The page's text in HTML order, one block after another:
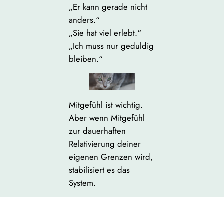
„Er kann gerade nicht
anders.“
„Sie hat viel erlebt.“
„Ich muss nur geduldig
bleiben.“
Mitgefühl ist wichtig.
Aber wenn Mitgefühl
zur dauerhaften
Relativierung deiner
eigenen Grenzen wird,
stabilisiert es das
System.